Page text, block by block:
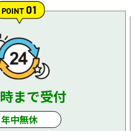
POINT01
時まで受付
年中無休